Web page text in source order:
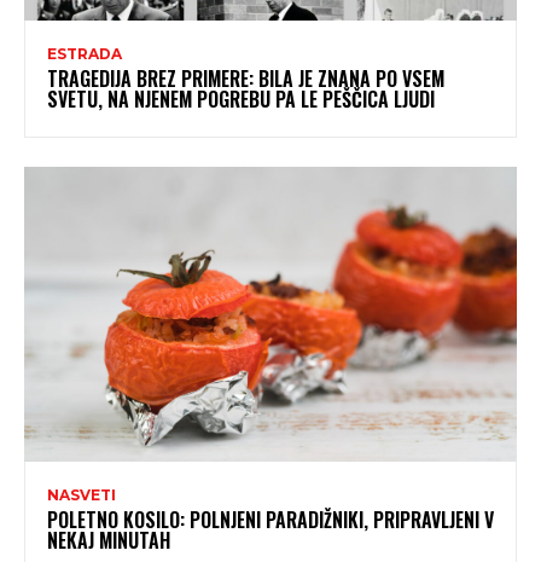
ESTRADA
TRAGEDIJA BREZ PRIMERE: BILA JE ZNANA PO VSEM
SVETU, NA NJENEM POGREBU PA LE PEŠČICA LJUDI
NASVETI
POLETNO KOSILO: POLNJENI PARADIŽNIKI, PRIPRAVLJENI V
NEKAJ MINUTAH